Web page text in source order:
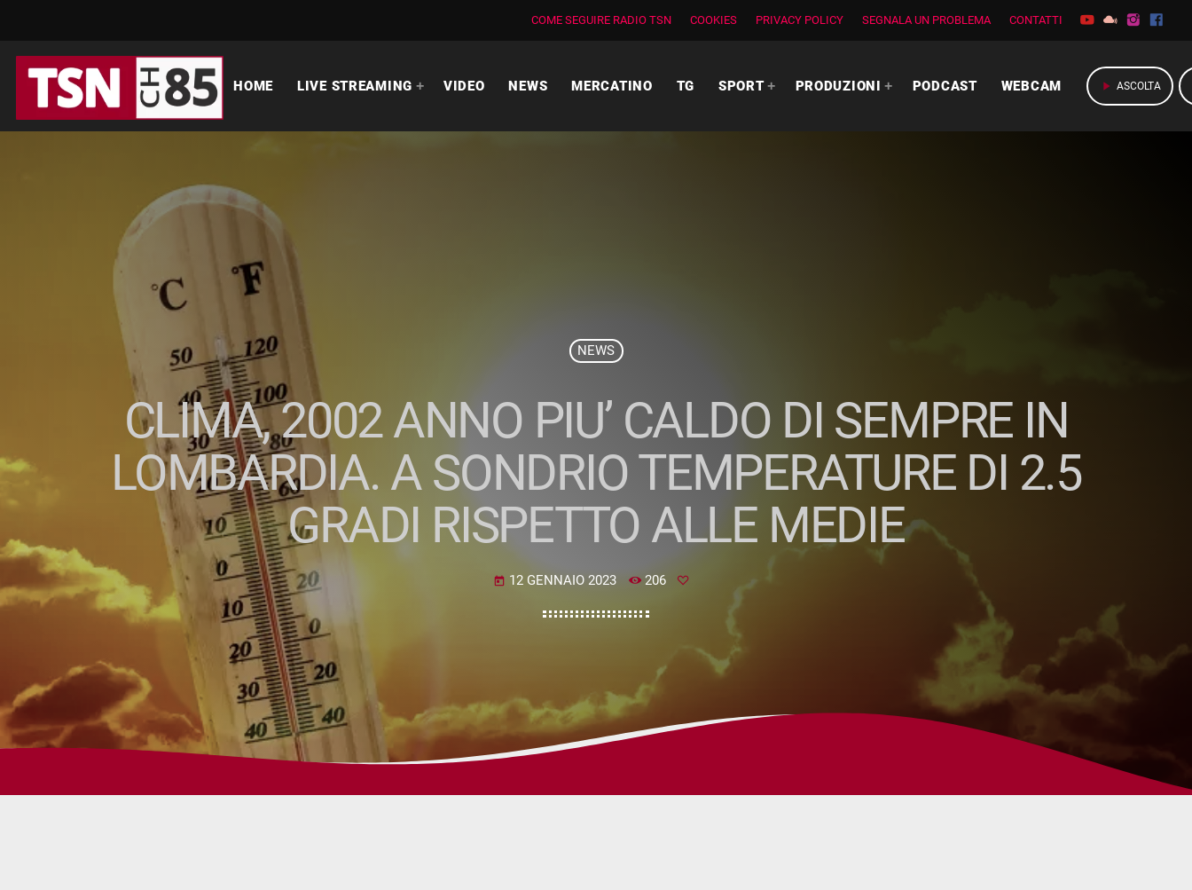
COME SEGUIRE RADIO TSN COOKIES PRIVACY POLICY SEGNALA UN PROBLEMA CONTATTI
HOME LIVE STREAMING VIDEO NEWS MERCATINO TG SPORT PRODUZIONI PODCAST WEBCAM play_arrow ASCOLTA
NEWS
CLIMA, 2002 ANNO PIU’ CALDO DI SEMPRE IN
LOMBARDIA. A SONDRIO TEMPERATURE DI 2.5
GRADI RISPETTO ALLE MEDIE
today 12 GENNAIO 2023 206